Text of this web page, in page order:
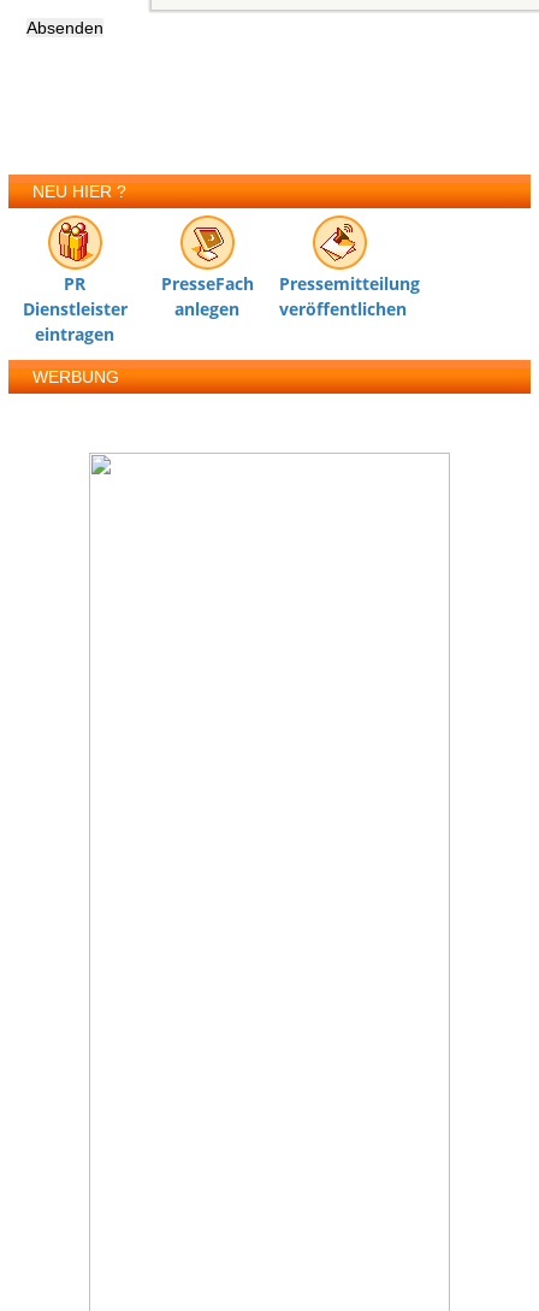
NEU HIER ?
PR
Dienstleister
eintragen
PresseFach
anlegen
Pressemitteilung
veröffentlichen
WERBUNG